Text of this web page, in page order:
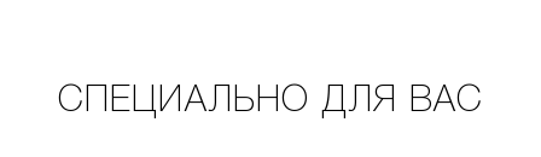
СПЕЦИАЛЬНО ДЛЯ ВАС